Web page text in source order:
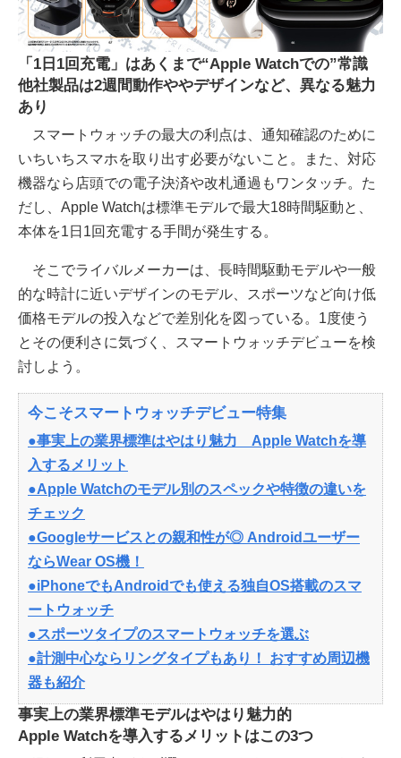
「1日1回充電」はあくまで“Apple Watchでの”常識
他社製品は2週間動作ややデザインなど、異なる魅力
あり
スマートウォッチの最大の利点は、通知確認のために
いちいちスマホを取り出す必要がないこと。また、対応
機器なら店頭での電子決済や改札通過もワンタッチ。た
だし、Apple Watchは標準モデルで最大18時間駆動と、
本体を1日1回充電する手間が発生する。
そこでライバルメーカーは、長時間駆動モデルや一般
的な時計に近いデザインのモデル、スポーツなど向け低
価格モデルの投入などで差別化を図っている。1度使う
とその便利さに気づく、スマートウォッチデビューを検
討しよう。
今こそスマートウォッチデビュー特集
●事実上の業界標準はやはり魅力 Apple Watchを導
入するメリット
●Apple Watchのモデル別のスペックや特徴の違いを
チェック
●Googleサービスとの親和性が◎ Androidユーザー
ならWear OS機！
●iPhoneでもAndroidでも使える独自OS搭載のスマ
ートウォッチ
●スポーツタイプのスマートウォッチを選ぶ
●計測中心ならリングタイプもあり！ おすすめ周辺機
器も紹介
事実上の業界標準モデルはやはり魅力的
Apple Watchを導入するメリットはこの3つ